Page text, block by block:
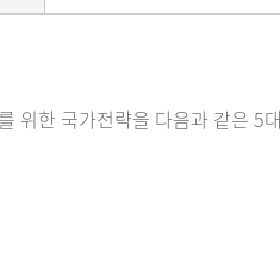
위한 국가전략을 다음과 같은 5